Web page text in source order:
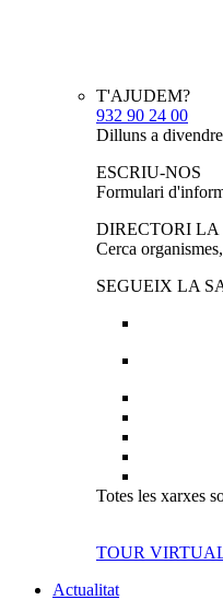
T'AJUDEM?
932 90 24 00
Dilluns a
ESCRIU-NOS
Formulari
DIRECTORI
Cerca
SEGUEIX LA
Totes les xarxes
TOUR
Actualitat